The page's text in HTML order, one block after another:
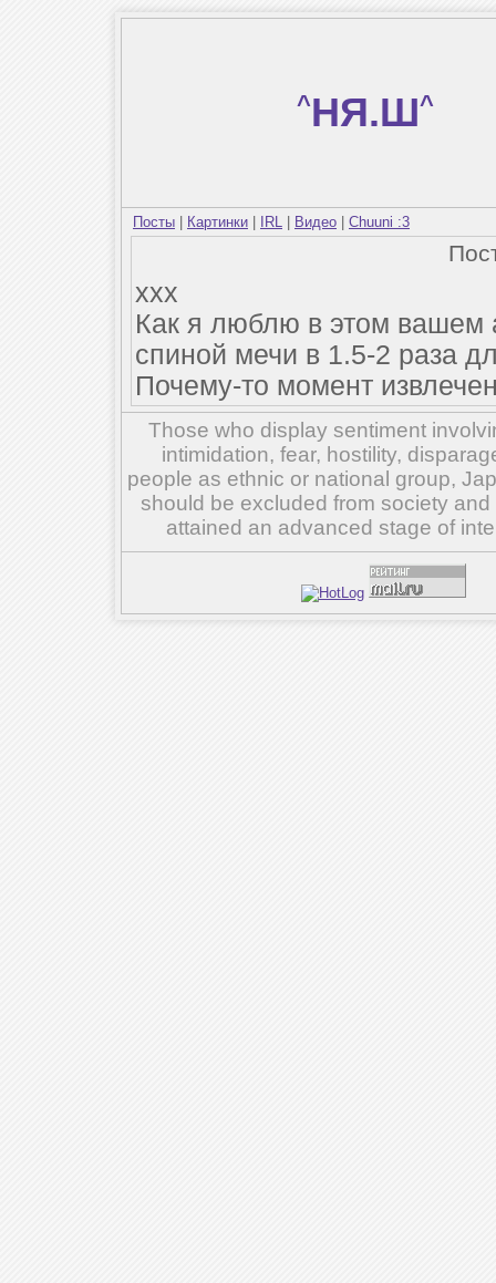
^НЯ.Ш^
Посты Картинки IRL Видео Chuuni :3
xxx
Как я люблю в этом вашем
спиной мечи в 1.5-2 раза
Почему-то момент
Those who display sentiment
intimidation, fear, hostility,
people as ethnic or national group,
should be excluded from society
attained an advanced stage of